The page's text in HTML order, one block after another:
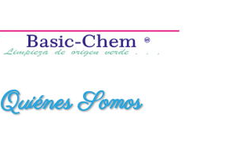
Quiénes Somos